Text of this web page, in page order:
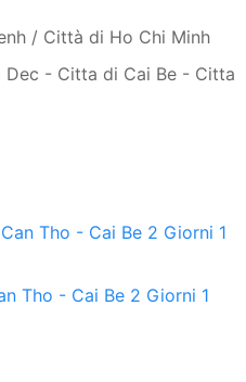
/ Città di Ho Chi Minh
Dec - Citta di Cai Be - Citta
Tho - Cai Be 2 Giorni 1